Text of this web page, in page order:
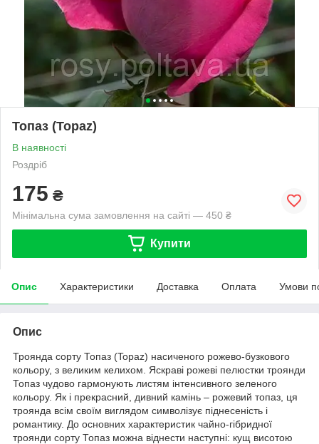
Топаз (Topaz)
В наявності
Роздріб
175 ₴
Мінімальна сума замовлення на сайті — 450 ₴
Купити
Опис Характеристики Доставка Оплата Умови
Опис
Троянда сорту Топаз (Topaz) насиченого рожево-бузкового
кольору, з великим келихом. Яскраві рожеві пелюстки троянди
Топаз чудово гармонують листям інтенсивного зеленого
кольору. Як і прекрасний, дивний камінь – рожевий топаз, ця
троянда всім своїм виглядом символізує піднесеність і
романтику. До основних характеристик чайно-гібридної
троянди сорту Топаз можна віднести наступні: кущ висотою